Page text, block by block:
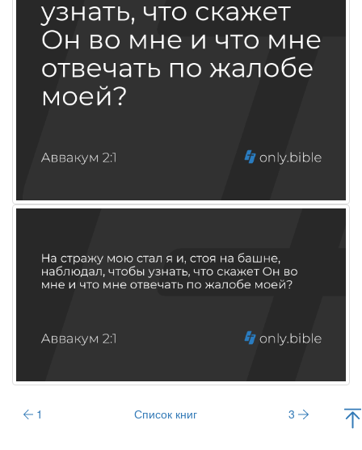
1 Список книг 3